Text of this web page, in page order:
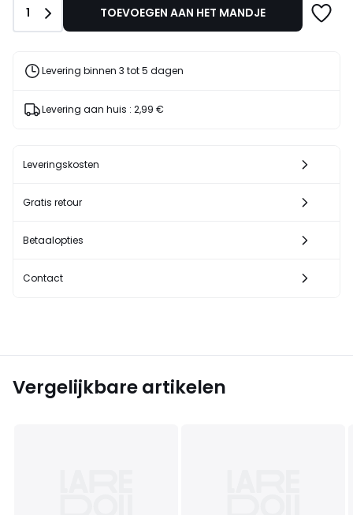
code
LAST
Aantal
1 TOEVOEGEN AAN HET MANDJE
Levering binnen 3 tot 5 dagen
Levering aan huis : 2,99 €
Leveringskosten
Gratis retour
Betaalopties
Contact
Vergelijkbare artikelen